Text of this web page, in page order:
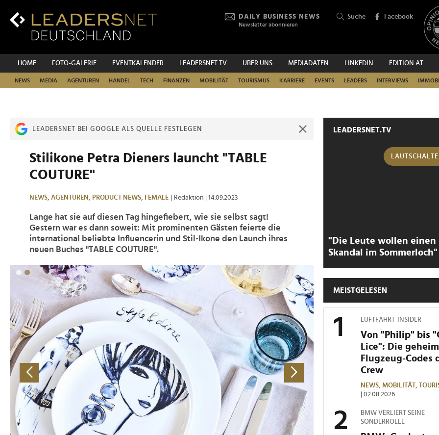
Inhalt
DAILY BUSINESS NEWS
Newsletter abonnieren
Suche Facebook
HOME FOTO-GALERIE EVENTKALENDER LEADERSNET.TV ÜBER UNS MEDIADATEN LINKEDIN EDITION AT
NEWS MEDIA AGENTUREN HANDEL TECH FINANZEN MOBILITÄT TOURISMUS KARRIERE EVENTS LEADERS INTERVIEWS
SUCHEN
LEADERSNET BEI GOOGLE ALS QUELLE FESTLEGEN
Stilikone Petra Dieners launcht "TABLE
COUTURE"
NEWS, AGENTUREN, PRODUCT NEWS, FEMALE | Redaktion | 14.09.2023
Lange hat sie auf diesen Tag hingefiebert, wie sie selbst sagt!
Gestern war es dann soweit: Mit prominenten Gästen feierte die
international beliebte Influencerin und Stil-Ikone den Launch ihres
neuen Buches "TABLE COUTURE".
>
LEADERSNET.TV
"Die Leute wollen einen
Skandal im Sommerloch"
MEISTGELESEN
LUFTFAHRT-INSIDER
Von "Philip" bis
Lice": Die
Flugzeug-Codes
Crew
NEWS, MOBILITÄT,
| 02.08.2026
BMW VERLIERT SEINE
SONDERROLLE